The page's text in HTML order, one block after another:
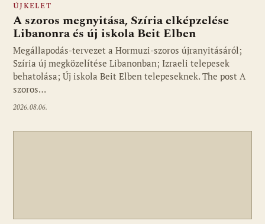
ÚJKELET
A szoros megnyitása, Szíria elképzelése
Libanonra és új iskola Beit Elben
Megállapodás-tervezet a Hormuzi-szoros újranyitásáról;
Szíria új megközelítése Libanonban; Izraeli telepesek
behatolása; Új iskola Beit Elben telepeseknek. The post A
szoros…
2026.08.06.